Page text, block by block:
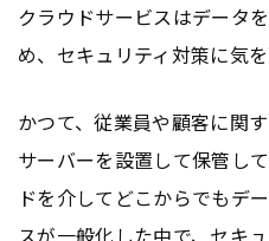
クラウドサービスはデータ
め、セキュリティ対策に気
かつて、従業員や顧客に関
サーバーを設置して保管し
ドを介してどこからでもデ
スが一般化した中で、セキ